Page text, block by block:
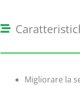
Migliorare la